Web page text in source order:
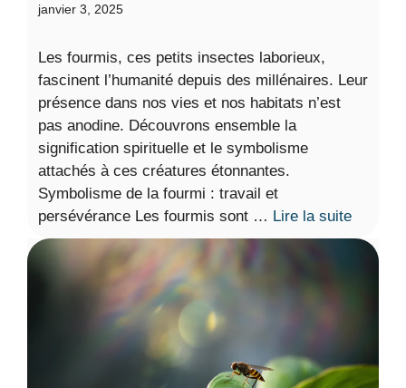
janvier 3, 2025
Les fourmis, ces petits insectes laborieux,
fascinent l’humanité depuis des millénaires. Leur
présence dans nos vies et nos habitats n’est
pas anodine. Découvrons ensemble la
signification spirituelle et le symbolisme
attachés à ces créatures étonnantes.
Symbolisme de la fourmi : travail et
persévérance Les fourmis sont … Lire la suite